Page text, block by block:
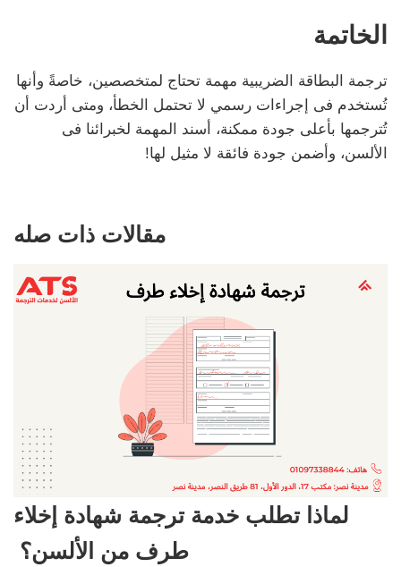
الخاتمة
ترجمة البطاقة الضريبية مهمة تحتاج لمتخصصين، خاصةً وأنها
تُستخدم فى إجراءات رسمي لا تحتمل الخطأ، ومتى أردت أن
تُترجمها بأعلى جودة ممكنة، أسند المهمة لخبرائنا فى
الألسن، وأضمن جودة فائقة لا مثيل لها!
مقالات ذات صله
لماذا تطلب خدمة ترجمة شهادة إخلاء
طرف من الألسن؟